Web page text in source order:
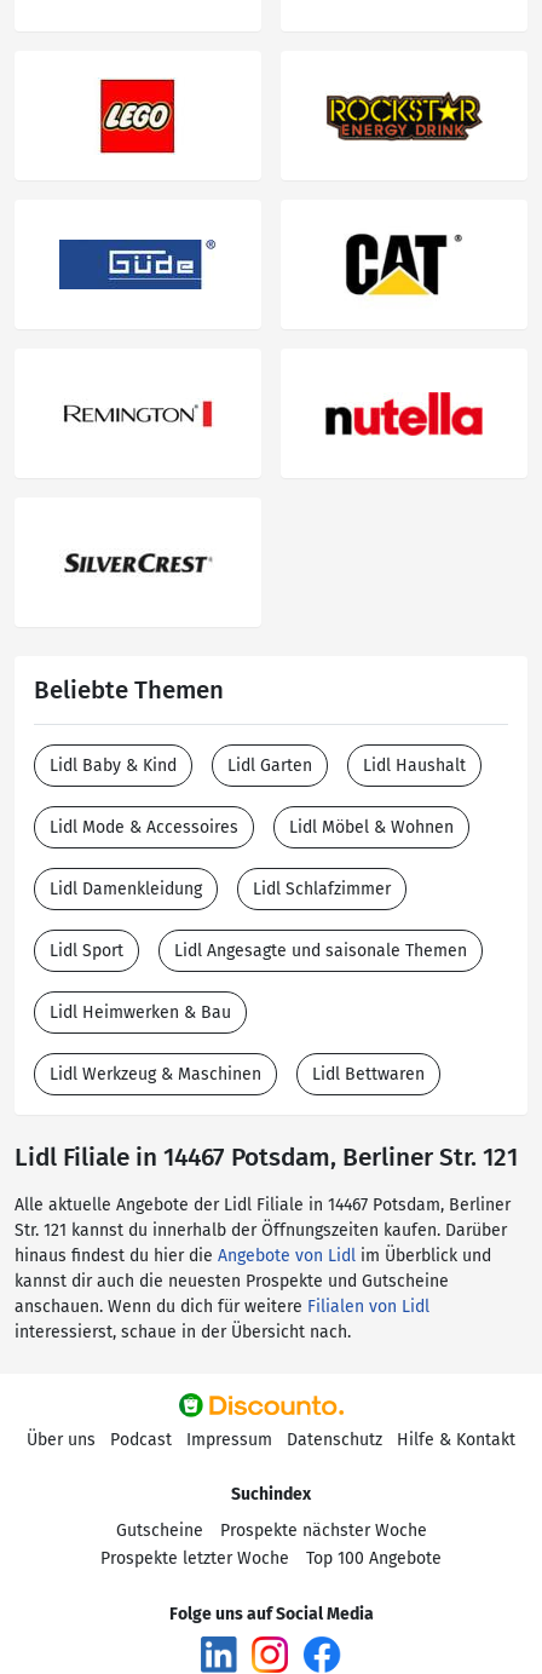
Beliebte Themen
Lidl Baby & Kind Lidl Garten Lidl Haushalt
Lidl Mode & Accessoires Lidl Möbel & Wohnen
Lidl Damenkleidung Lidl Schlafzimmer
Lidl Sport Lidl Angesagte und saisonale Themen
Lidl Heimwerken & Bau
Lidl Werkzeug & Maschinen Lidl Bettwaren
Lidl Filiale in 14467 Potsdam, Berliner Str. 121
Alle aktuelle Angebote der Lidl Filiale in 14467 Potsdam, Berliner
Str. 121 kannst du innerhalb der Öffnungszeiten kaufen. Darüber
hinaus findest du hier die Angebote von Lidl im Überblick und
kannst dir auch die neuesten Prospekte und Gutscheine
anschauen. Wenn du dich für weitere Filialen von Lidl
interessierst, schaue in der Übersicht nach.
Über uns Podcast Impressum Datenschutz Hilfe & Kontakt
Suchindex
Gutscheine
Prospekte nächster Woche
Prospekte letzter Woche
Top 100 Angebote
Folge uns auf Social Media